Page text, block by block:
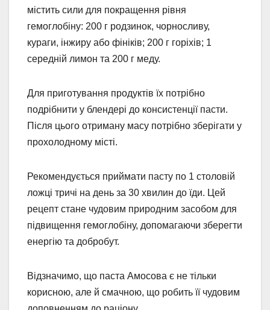
містить сили для покращення рівня
гемоглобіну: 200 г родзинок, чорносливу,
кураги, інжиру або фініків; 200 г горіхів; 1
середній лимон та 200 г меду.
Для приготування продуктів їх потрібно
подрібнити у блендері до консистенції пасти.
Після цього отриману масу потрібно зберігати у
прохолодному місті.
Рекомендується приймати пасту по 1 столовій
ложці тричі на день за 30 хвилин до їди. Цей
рецепт стане чудовим природним засобом для
підвищення гемоглобіну, допомагаючи зберегти
енергію та добробут.
Відзначимо, що паста Амосова є не тільки
корисною, але й смачною, що робить її чудовим